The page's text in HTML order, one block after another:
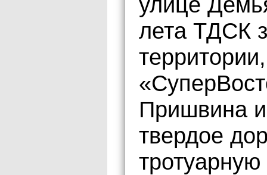
лета ТДСК
Пришвина
твердое
тротуарную